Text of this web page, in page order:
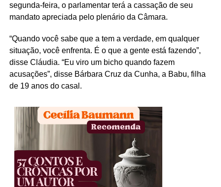
segunda-feira, o parlamentar terá a cassação de seu
mandato apreciada pelo plenário da Câmara.
“Quando você sabe que a tem a verdade, em qualquer
situação, você enfrenta. É o que a gente está fazendo”,
disse Cláudia. “Eu viro um bicho quando fazem
acusações”, disse Bárbara Cruz da Cunha, a Babu, filha
de 19 anos do casal.